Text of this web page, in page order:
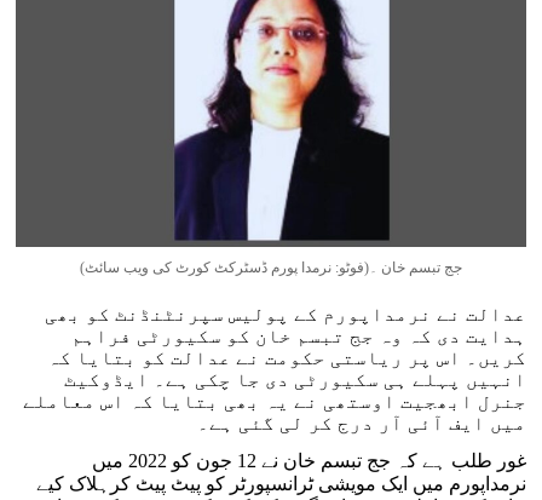
جج تبسم خان ۔(فوٹو: نرمدا پورم ڈسٹرکٹ کورٹ کی ویب سائٹ)
عدالت نے نرمداپورم کے پولیس سپرنٹنڈنٹ کو بھی
ہدایت دی کہ وہ جج تبسم خان کو سکیورٹی فراہم
کریں۔ اس پر ریاستی حکومت نے عدالت کو بتایا کہ
انہیں پہلے ہی سکیورٹی دی جا چکی ہے۔ ایڈوکیٹ
جنرل ابھجیت اوستھی نے یہ بھی بتایا کہ اس معاملے
میں ایف آئی آر درج کر لی گئی ہے۔
غور طلب ہے کہ جج تبسم خان نے 12 جون کو 2022 میں
نرمداپورم میں ایک مویشی ٹرانسپورٹر کو پیٹ پیٹ کرہلاک کیے